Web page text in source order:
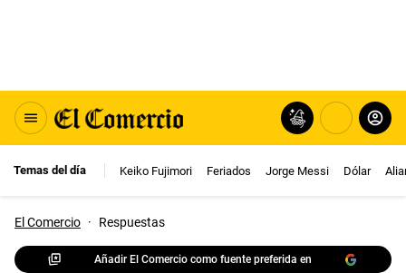
Temas del día Keiko Fujimori Feriados Jorge Messi Dólar
El Comercio · Respuestas
Añadir El Comercio como fuente preferida en